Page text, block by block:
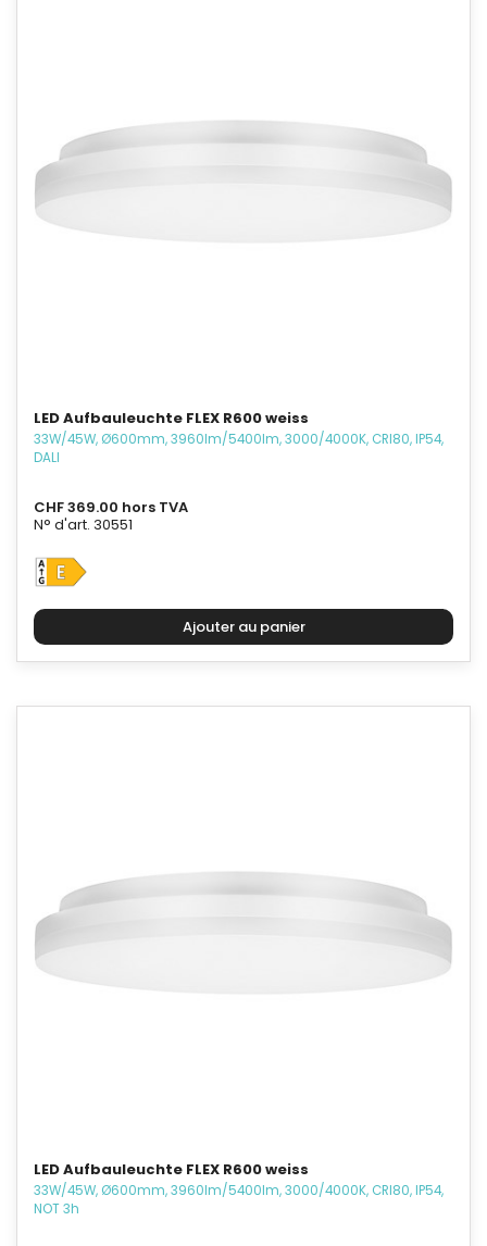
LED Aufbauleuchte FLEX R600 weiss
33W/45W, Ø600mm, 3960lm/5400lm, 3000/4000K, CRI80, IP54,
DALI
CHF 369.00 hors TVA
N° d'art. 30551
LED Aufbauleuchte FLEX R600 weiss
33W/45W, Ø600mm, 3960lm/5400lm, 3000/4000K, CRI80, IP54,
NOT 3h